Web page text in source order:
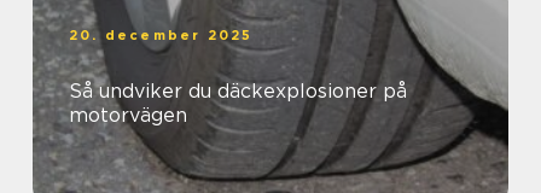
20. december 2025
Så undviker du däckexplosioner på
motorvägen